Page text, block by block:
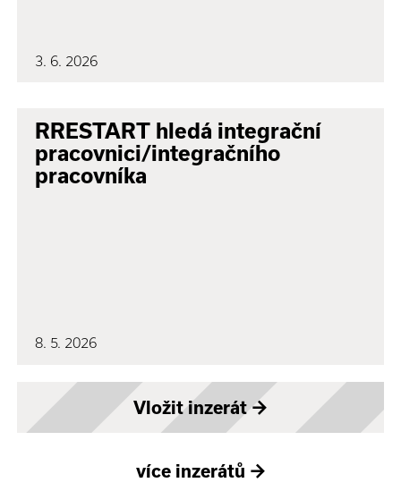
3. 6. 2026
RRESTART hledá integrační
pracovnici/integračního
pracovníka
8. 5. 2026
Vložit inzerát→
více inzerátů →